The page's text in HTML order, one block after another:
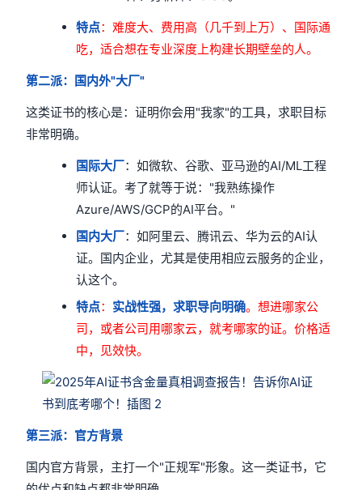
特点：难度大、费用高（几千到上万）、国际通
吃，适合想在专业深度上构建长期壁垒的人。
第二派：国内外"大厂"
这类证书的核心是：证明你会用"我家"的工具，求职目标
非常明确。
国际大厂：如微软、谷歌、亚马逊的AI/ML工程
师认证。考了就等于说："我熟练操作
Azure/AWS/GCP的AI平台。"
国内大厂：如阿里云、腾讯云、华为云的AI认
证。国内企业，尤其是使用相应云服务的企业，
认这个。
特点： 实战性强，求职导向明确。想进哪家公
司，或者公司用哪家云，就考哪家的证。价格适
中，见效快。
第三派：官方背景
国内官方背景，主打一个"正规军"形象。这一类证书，它